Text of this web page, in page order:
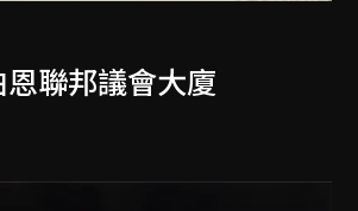
聯邦議會大廈